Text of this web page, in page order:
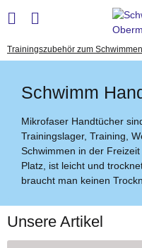
Trainingszubehör zum Schwimmen
Schwimm
Mikrofaser Handtücher
Trainingslager, Training,
Schwimmen in der
Platz, ist leicht und
braucht man keinen
Unsere Artikel